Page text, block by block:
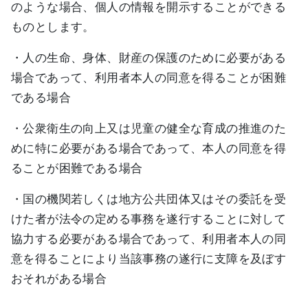
のような場合、個人の情報を開示することができる
ものとします。
・人の生命、身体、財産の保護のために必要がある
場合であって、利用者本人の同意を得ることが困難
である場合
・公衆衛生の向上又は児童の健全な育成の推進のた
めに特に必要がある場合であって、本人の同意を得
ることが困難である場合
・国の機関若しくは地方公共団体又はその委託を受
けた者が法令の定める事務を遂行することに対して
協力する必要がある場合であって、利用者本人の同
意を得ることにより当該事務の遂行に支障を及ぼす
おそれがある場合